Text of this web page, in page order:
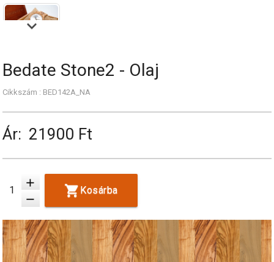
Bedate Stone2 - Olaj
Cikkszám : BED142A_NA
Ár: 21900 Ft
add
remove
Kosárba